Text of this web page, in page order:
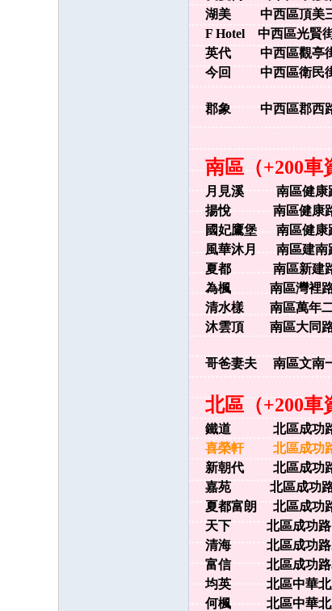
湖美 中西區頂美
F Hotel 中西區光賢
英代 中西區觀亭
今回 中西區衛民
郡象 中西區郡西
南區（+200車
月見溪 南區健康
揚悅 南區健康路
國妃鷹堡 南區健康
風華沐月 南區建南
夏都 南區新建路
為楓 南區灣裡路
清水樣 南區萬年
沐雲頂 南區大同
哥爸妻夫 南區文南
北區（+200車
鐵道 北區成功路2
喜榮軒 北區成功路
新朝代 北區成功路
嘉苑 北區成功路
夏都富朗 北區成功
天下 北區成功路
清海 北區成功路
富信 北區成功路
均英 北區中華北路
何楓 北區中華北路